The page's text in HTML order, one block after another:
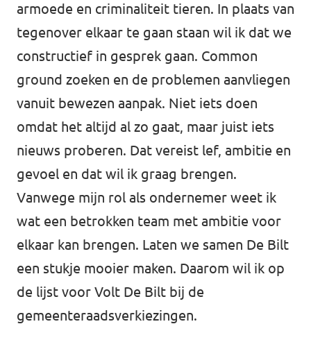
armoede en criminaliteit tieren. In plaats van
tegenover elkaar te gaan staan wil ik dat we
constructief in gesprek gaan. Common
ground zoeken en de problemen aanvliegen
vanuit bewezen aanpak. Niet iets doen
omdat het altijd al zo gaat, maar juist iets
nieuws proberen. Dat vereist lef, ambitie en
gevoel en dat wil ik graag brengen.
Vanwege mijn rol als ondernemer weet ik
wat een betrokken team met ambitie voor
elkaar kan brengen. Laten we samen De Bilt
een stukje mooier maken. Daarom wil ik op
de lijst voor Volt De Bilt bij de
gemeenteraadsverkiezingen.